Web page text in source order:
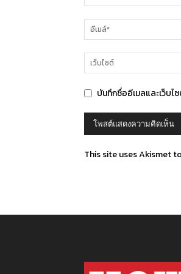
บันทึกชื่ออีเมลและเว็บไ
This site uses Akismet